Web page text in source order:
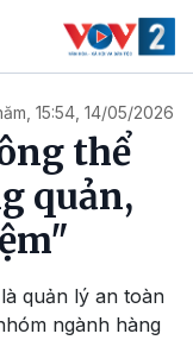
15:54, 14/05/2026
thể
quản,
quản lý an toàn
ngành hàng